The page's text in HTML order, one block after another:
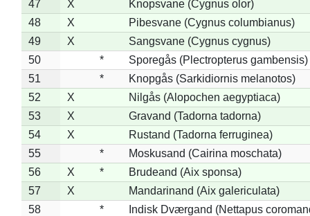
47
X
Knopsvane (Cygnus olor)
48
X
Pibesvane (Cygnus columbianus)
49
X
Sangsvane (Cygnus cygnus)
50
*
Sporegås (Plectropterus gambensis)
51
*
Knopgås (Sarkidiornis melanotos)
52
X
Nilgås (Alopochen aegyptiaca)
53
X
Gravand (Tadorna tadorna)
54
X
Rustand (Tadorna ferruginea)
55
*
Moskusand (Cairina moschata)
56
X *
Brudeand (Aix sponsa)
57
X
Mandarinand (Aix galericulata)
58
*
Indisk Dværgand (Nettapus